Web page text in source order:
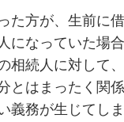
た方が、生前に
になっていた場
相続人に対して
とはまったく関
義務が生じてしま